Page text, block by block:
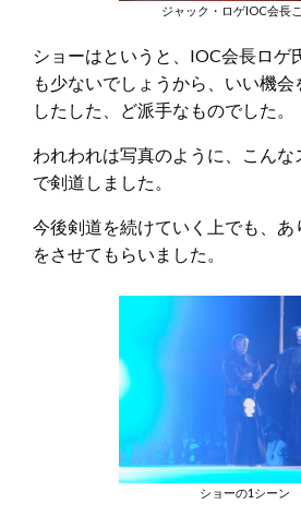
ジャック・ロゲIOC会長
ショーはというと、IOC会長ロゲ
も少ないでしょうから、いい機会
したした、ど派手なものでした。
われわれは写真のように、こんな
で剣道しました。
今後剣道を続けていく上でも、あ
をさせてもらいました。
ショーの1シーン